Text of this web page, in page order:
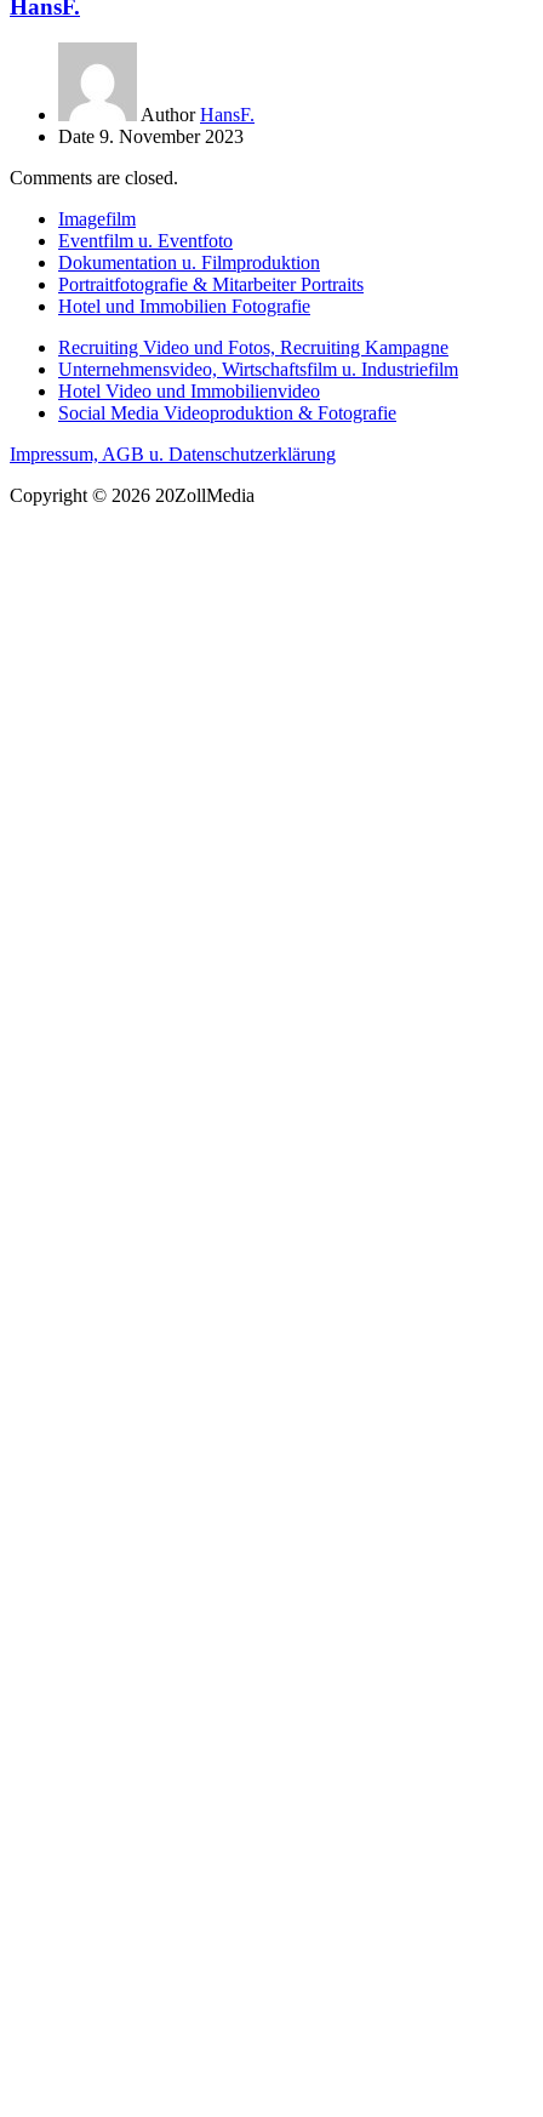
HansF.
Author HansF.
Date 9. November 2023
Comments are closed.
Imagefilm
Eventfilm u. Eventfoto
Dokumentation u. Filmproduktion
Portraitfotografie & Mitarbeiter Portraits
Hotel und Immobilien Fotografie
Recruiting Video und Fotos, Recruiting Kampagne
Unternehmensvideo, Wirtschaftsfilm u. Industriefilm
Hotel Video und Immobilienvideo
Social Media Videoproduktion & Fotografie
Impressum, AGB u. Datenschutzerklärung
Copyright © 2026 20ZollMedia